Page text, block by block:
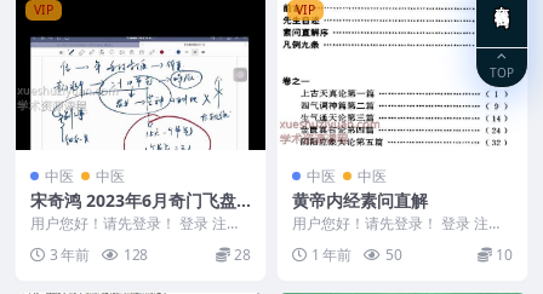
VIP
中医 中医
宋奇鸿 2023年6月奇门飞盘-
高级课10集视频
用户您好！请先登录！ 登录 注册
宋奇鸿 2023年6月奇门飞盘-高级
课 Y23...
3 年前 128 28
VIP
中医 中医
黄帝内经素问直解
用户您好！请先登录！ 登录 注册
黄帝内经素问直解 2505400-26
1 年前 50 10
TOP